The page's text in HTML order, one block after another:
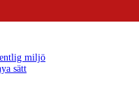
miljö
sätt